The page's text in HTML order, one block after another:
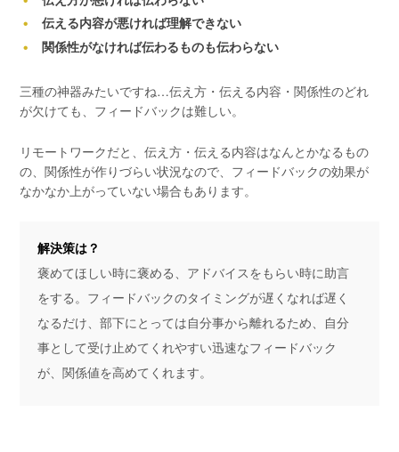
伝える内容が悪ければ理解できない
関係性がなければ伝わるものも伝わらない
三種の神器みたいですね…伝え方・伝える内容・関係性のどれ
が欠けても、フィードバックは難しい。
リモートワークだと、伝え方・伝える内容はなんとかなるもの
の、関係性が作りづらい状況なので、フィードバックの効果が
なかなか上がっていない場合もあります。
解決策は？
褒めてほしい時に褒める、アドバイスをもらい時に助言
をする。フィードバックのタイミングが遅くなれば遅く
なるだけ、部下にとっては自分事から離れるため、自分
事として受け止めてくれやすい迅速なフィードバック
が、関係値を高めてくれます。